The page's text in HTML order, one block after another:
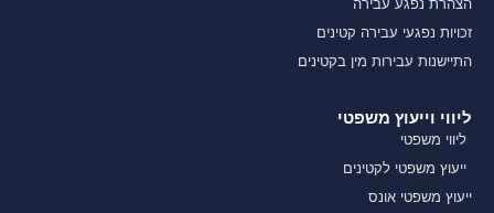
הצהרת נפגע עבירה
זכויות נפגעי עבירה קטינים
התיישנות עבירות מין בקטינים
ליווי וייעוץ משפטי
ליווי משפטי
ייעוץ משפטי לקטינים
ייעוץ משפטי אונס